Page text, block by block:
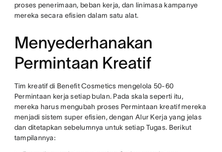
proses penerimaan, beban kerja, dan linimasa kampanye
mereka secara efisien dalam satu alat.
Menyederhanakan
Permintaan Kreatif
Tim kreatif di Benefit Cosmetics mengelola 50-60
Permintaan kerja setiap bulan. Pada skala seperti itu,
mereka harus mengubah proses Permintaan kreatif mereka
menjadi sistem super efisien, dengan Alur Kerja yang jelas
dan ditetapkan sebelumnya untuk setiap Tugas. Berikut
tampilannya: